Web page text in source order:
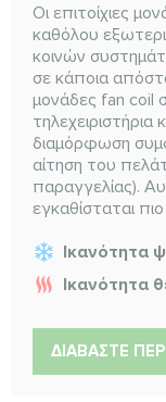
Οι επιτοίχιες
καθόλου
κοινών
σε κάποια
μονάδες fan coil
διαμόρφωση
αίτηση του
παραγγελίας).
εγκαθίσταται
Ικανότητα
Ικανότητα
ΔΙΑΒΆΣΤΕ